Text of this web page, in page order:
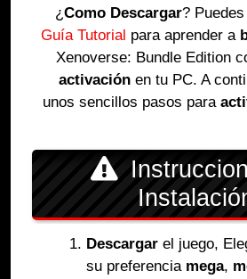
¿Como Descargar?
Guía Tutorial para aprender a
Xenoverse: Bundle Edition
activación en tu PC. A
unos sencillos pasos para
Descargar el juego,
su preferencia mega,